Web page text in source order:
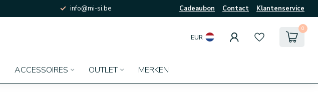
info@mi-si.be Cadeaubon Contact Klantenservice
EUR
0
ACCESSOIRES OUTLET MERKEN